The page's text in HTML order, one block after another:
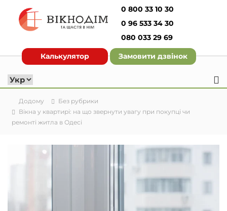
т
о
о
д
о
м
В
0 800 33 10 30
0 96 533 34 30
080 033 29 69
Калькулятор Замовити дзвінок
Додому
Без рубрики
Вікна у квартирі: на що звернути увагу при покупці чи
ремонті житла в Одесі